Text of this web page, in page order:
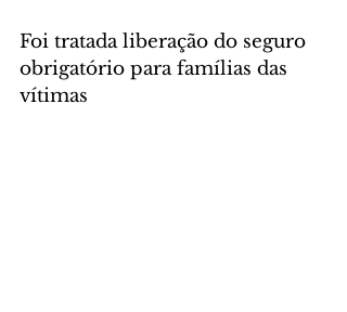
Foi tratada liberação do seguro
obrigatório para famílias das
vítimas